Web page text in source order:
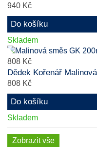
940 Kč
Do košíku
Skladem
808 Kč
Dědek Kořenář
808 Kč
Do košíku
Skladem
Zobrazit vše